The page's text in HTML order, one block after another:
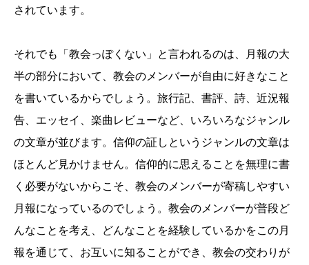
されています。
それでも「教会っぽくない」と言われるのは、月報の大
半の部分において、教会のメンバーが自由に好きなこと
を書いているからでしょう。旅行記、書評、詩、近況報
告、エッセイ、楽曲レビューなど、いろいろなジャンル
の文章が並びます。信仰の証しというジャンルの文章は
ほとんど見かけません。信仰的に思えることを無理に書
く必要がないからこそ、教会のメンバーが寄稿しやすい
月報になっているのでしょう。教会のメンバーが普段ど
んなことを考え、どんなことを経験しているかをこの月
報を通じて、お互いに知ることができ、教会の交わりが